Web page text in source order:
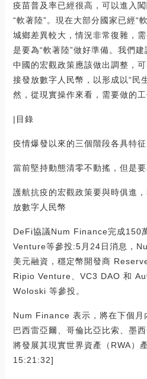
疫苗普及率已經很高，可以進入
“軟著陸”。現在大部分國家已經“
城鄉差異較大，情況非常復雜，
是要為“軟著陸”做好準備。我們
中國的宏觀政策應該做出調整，
接發放數字人民幣，以形成以“民
然，從現實操作來看，需要做的工
|目錄
疫情爆發以來的三個階段各具特
當前堅持動態清零不動搖，但是
護航抗疫的宏觀政策要與時俱進
放數字人民幣
DeFi協議Num Finance完成150
Venture等參投:5月24日消息，
美元融資，穩定幣開發商
Ripio Venture、VC3 DAO 和
Woloski 等參投。
Num Finance 表示，將在下個月
巴西雷亞爾、哥倫比亞比索、墨
將發展其現實世界資產（RWA）
15:21:32]